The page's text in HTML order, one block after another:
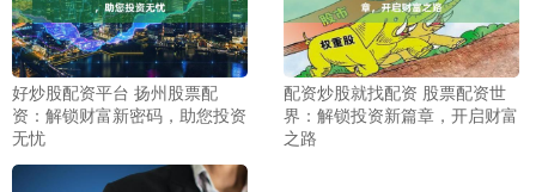
好炒股配资平台 扬州股票配
资：解锁财富新密码，助您投资
无忧
配资炒股就找配资 股票配资世
界：解锁投资新篇章，开启财富
之路